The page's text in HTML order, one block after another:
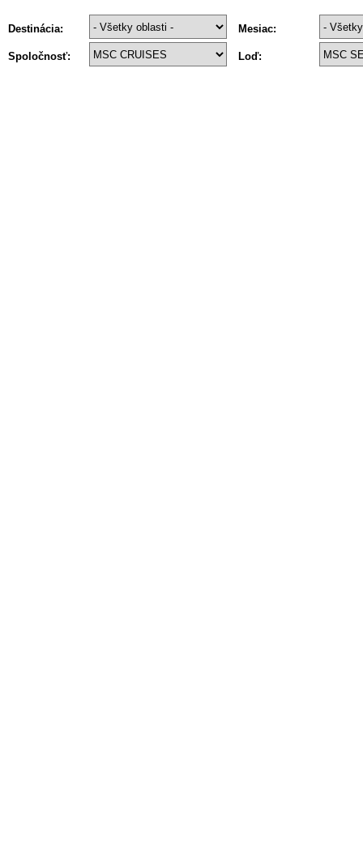
Destinácia: Mesiac:
Spoločnosť: Loď: